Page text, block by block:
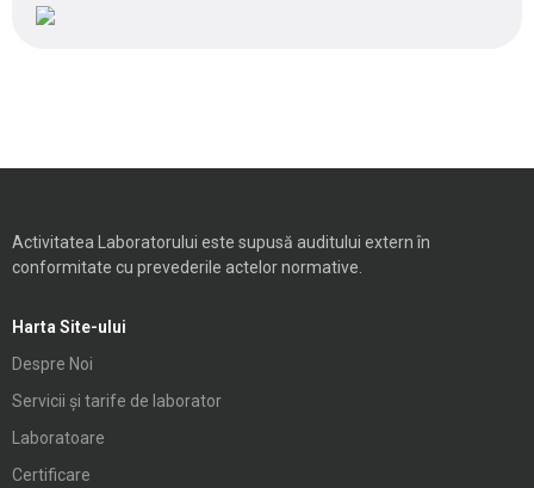
Activitatea Laboratorului este supusă auditului extern în
conformitate cu prevederile actelor normative.
Harta Site-ului
Despre Noi
Servicii și tarife de laborator
Laboratoare
Certificare